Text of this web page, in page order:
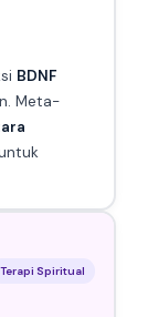
BDNF
Meta-
Terapi Spiritual